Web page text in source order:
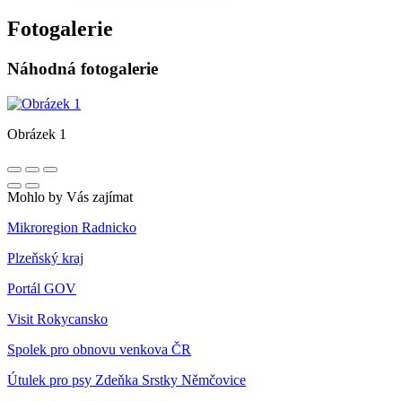
Fotogalerie
Náhodná fotogalerie
Obrázek 1
Mohlo by Vás zajímat
Mikroregion Radnicko
Plzeňský kraj
Portál GOV
Visit Rokycansko
Spolek pro obnovu venkova ČR
Útulek pro psy Zdeňka Srstky Němčovice